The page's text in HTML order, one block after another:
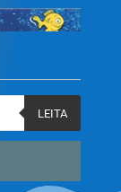
LEITA